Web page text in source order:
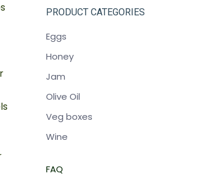
PRODUCT CATEGORIES
Eggs
Honey
Jam
Olive Oil
Veg boxes
Wine
FAQ